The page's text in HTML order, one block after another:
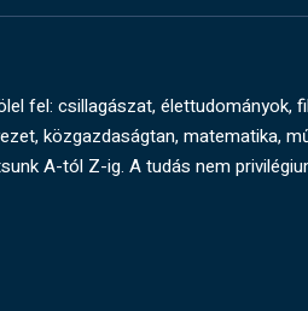
fel: csillagászat, élettudományok,
közgazdaságtan, matematika,
A-tól Z-ig. A tudás nem